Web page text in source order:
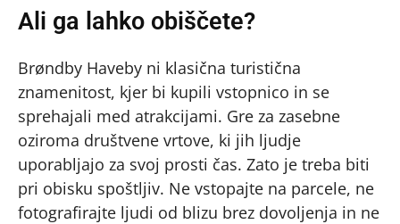
Ali ga lahko obiščete?
Brøndby Haveby ni klasična turistična
znamenitost, kjer bi kupili vstopnico in se
sprehajali med atrakcijami. Gre za zasebne
oziroma društvene vrtove, ki jih ljudje
uporabljajo za svoj prosti čas. Zato je treba biti
pri obisku spoštljiv. Ne vstopajte na parcele, ne
fotografirajte ljudi od blizu brez dovoljenja in ne